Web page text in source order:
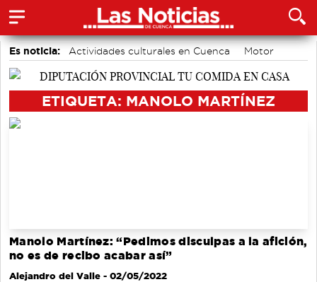
Es noticia: Actividades culturales en Cuenca
Motor
accidentes laborales
ETIQUETA: MANOLO MARTÍNEZ
Manolo Martínez: “Pedimos disculpas a la afición,
no es de recibo acabar así”
Alejandro del Valle - 02/05/2022